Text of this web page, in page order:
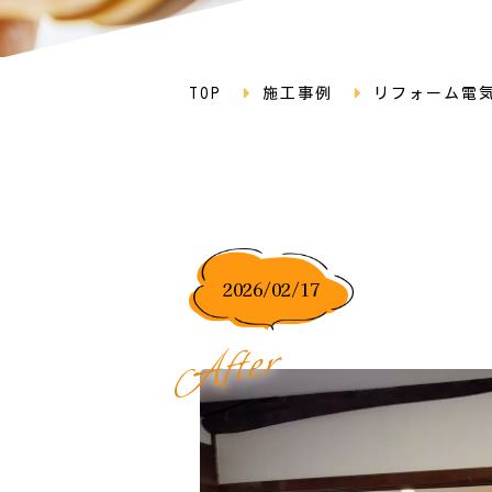
TOP 施工事例 リフォーム電
2026/02/17
After